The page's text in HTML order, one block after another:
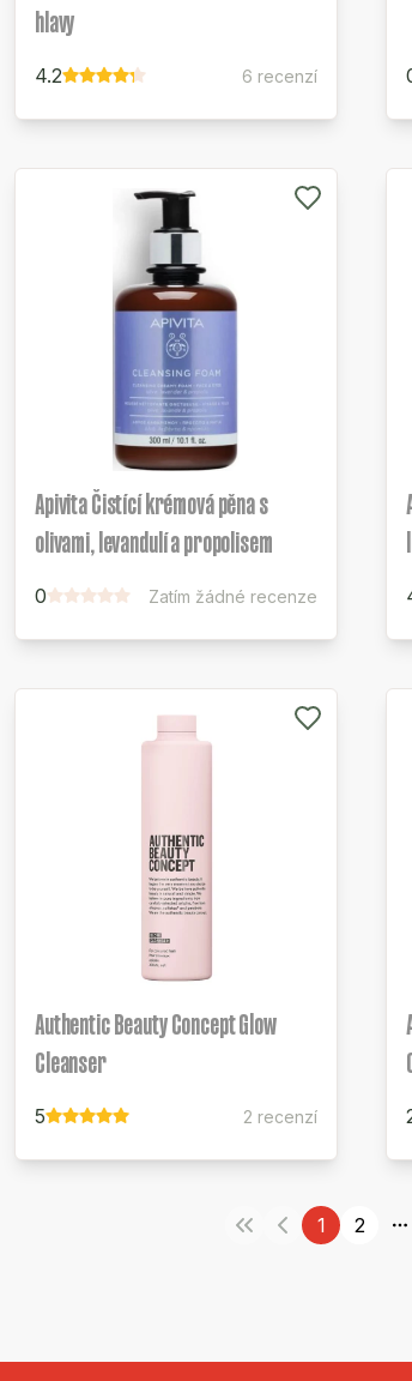
hlavy
4.2 6 recenzí
Apivita Čistící krémová pěna s
olivami, levandulí a propolisem
0 Zatím žádné recenze
Authentic Beauty Concept Glow
Cleanser
5 2 recenzí
1 2